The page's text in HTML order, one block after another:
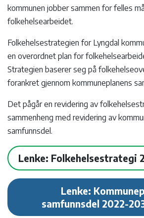
kommunen jobber sammen for felles
folkehelsearbeidet.
Folkehelsestrategien for Lyngdal
en overordnet plan for
Strategien baserer seg på
forankret gjennom kommuneplanens
Det pågår en revidering av
sammenheng med revidering av
samfunnsdel.
Lenke: Folkehelsestrategi
Lenke:
samfunnsdel 2022-